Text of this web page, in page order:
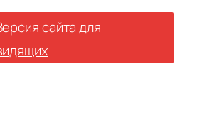
сайта для